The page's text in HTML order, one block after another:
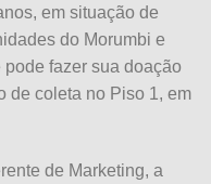
em situação de
do Morumbi e
fazer sua doação
de coleta no Piso 1, em
de Marketing, a